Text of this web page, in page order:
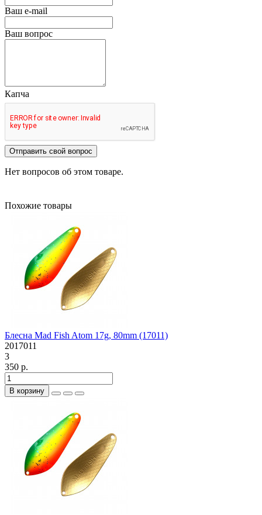
Ваш e-mail
Ваш вопрос
Капча
Отправить свой вопрос
Нет вопросов об этом товаре.
Похожие товары
Блесна Mad Fish Atom 17g, 80mm (17011)
2017011
3
350 р.
В корзину